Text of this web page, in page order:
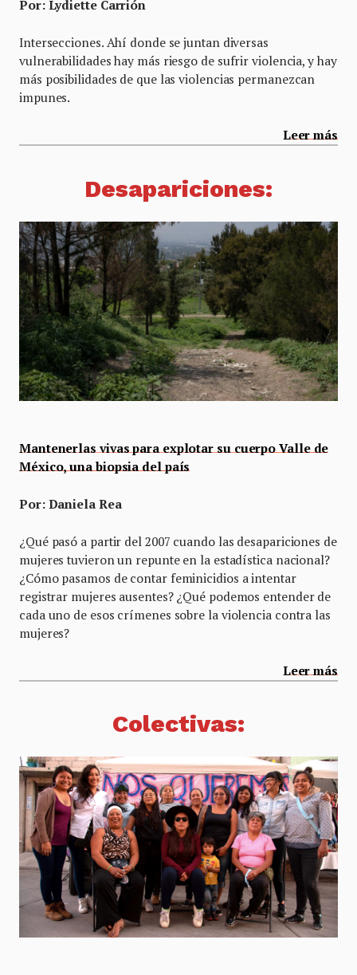
Por: Lydiette Carrión
Intersecciones. Ahí donde se juntan diversas
vulnerabilidades hay más riesgo de sufrir violencia, y hay
más posibilidades de que las violencias permanezcan
impunes.
Leer más
Desapariciones:
Mantenerlas vivas para explotar su cuerpo Valle de
México, una biopsia del país
Por: Daniela Rea
¿Qué pasó a partir del 2007 cuando las desapariciones de
mujeres tuvieron un repunte en la estadística nacional?
¿Cómo pasamos de contar feminicidios a intentar
registrar mujeres ausentes? ¿Qué podemos entender de
cada uno de esos crímenes sobre la violencia contra las
mujeres?
Leer más
Colectivas: